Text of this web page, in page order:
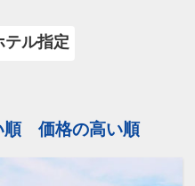
テル指定
順 価格の高い順